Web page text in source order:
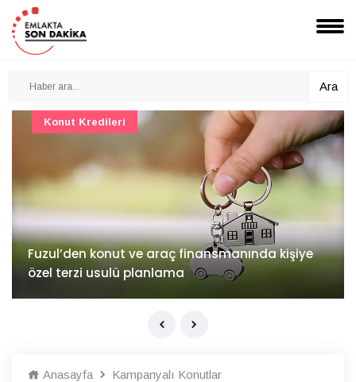
Ara
İv Kandilli'de yaşam yakında başlıyor
Konut Projeleri
Anasayfa
Kampanyalı Konutlar